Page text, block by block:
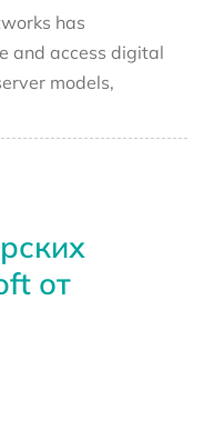
has
and access digital
models,
от